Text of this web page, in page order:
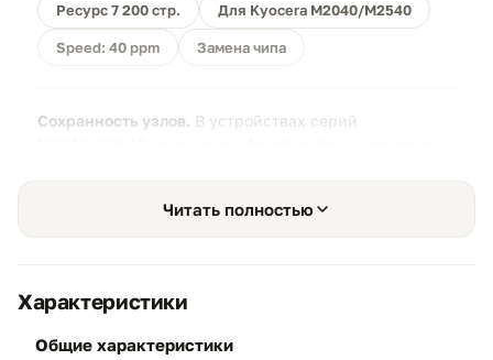
Ресурс 7 200 стр. Для Kyocera M2040/M2540
Speed: 40 ppm Замена чипа
Сохранность узлов. В устройствах серий
что предотвращает появление царапин и сохраняет
жизнь вашего аппарата на протяжении всего срока
Читать полностью
Характеристики
общие характеристики